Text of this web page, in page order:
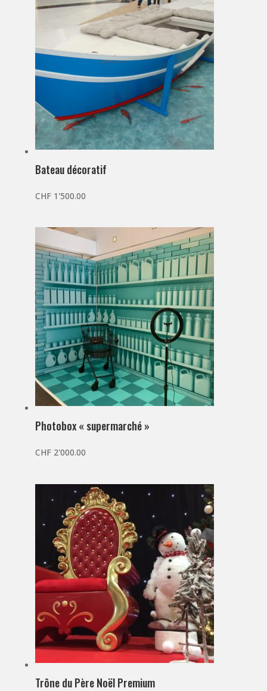
Bateau décoratif
CHF1'500.00
Photobox « supermarché »
CHF2'000.00
Trône du Père Noël Premium